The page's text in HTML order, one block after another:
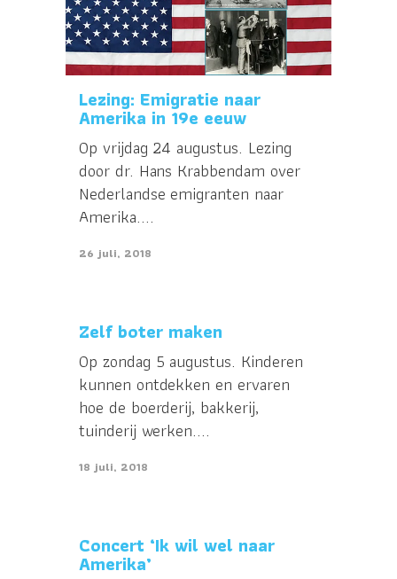
Lezing: Emigratie naar
Amerika in 19e eeuw
Op vrijdag 24 augustus. Lezing
door dr. Hans Krabbendam over
Nederlandse emigranten naar
Amerika....
26 juli, 2018
Zelf boter maken
Op zondag 5 augustus. Kinderen
kunnen ontdekken en ervaren
hoe de boerderij, bakkerij,
tuinderij werken....
18 juli, 2018
Concert ‘Ik wil wel naar
Amerika’